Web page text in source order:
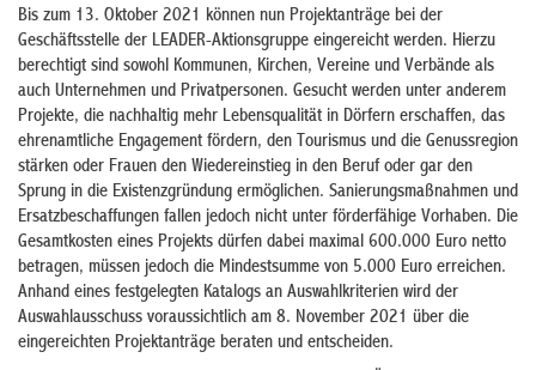
Bis zum 13. Oktober 2021 können nun Projektanträge bei der
Geschäftsstelle der LEADER-Aktionsgruppe eingereicht werden. Hierzu
berechtigt sind sowohl Kommunen, Kirchen, Vereine und Verbände als
auch Unternehmen und Privatpersonen. Gesucht werden unter anderem
Projekte, die nachhaltig mehr Lebensqualität in Dörfern erschaffen, das
ehrenamtliche Engagement fördern, den Tourismus und die Genussregion
stärken oder Frauen den Wiedereinstieg in den Beruf oder gar den
Sprung in die Existenzgründung ermöglichen. Sanierungsmaßnahmen und
Ersatzbeschaffungen fallen jedoch nicht unter förderfähige Vorhaben. Die
Gesamtkosten eines Projekts dürfen dabei maximal 600.000 Euro netto
betragen, müssen jedoch die Mindestsumme von 5.000 Euro erreichen.
Anhand eines festgelegten Katalogs an Auswahlkriterien wird der
Auswahlausschuss voraussichtlich am 8. November 2021 über die
eingereichten Projektanträge beraten und entscheiden.